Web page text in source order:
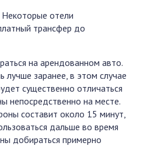
отели
трансфер до
на арендованном авто.
лучше заранее, в этом случае
существенно отличаться
непосредственно на месте.
составит около 15 минут,
дальше во время
добираться примерно